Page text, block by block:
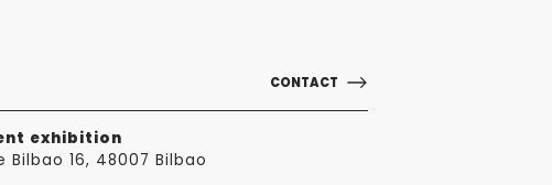
CONTACT
exhibition
Bilbao 16, 48007 Bilbao